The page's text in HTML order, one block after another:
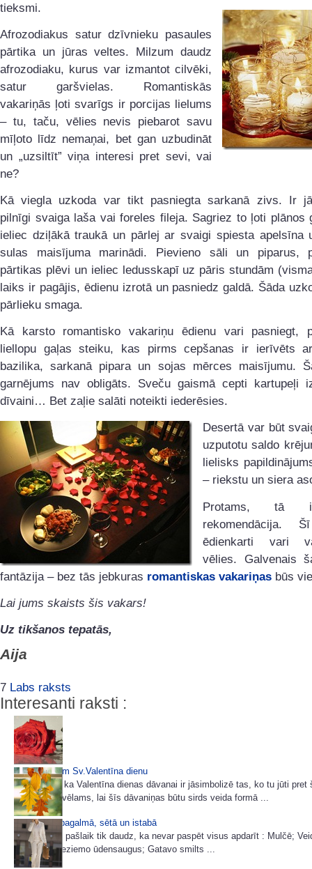
tieksmi.
Afrozodiakus satur dzīvnieku pasaules
pārtika un jūras veltes. Milzum daudz
afrozodiaku, kurus var izmantot cilvēki,
satur garšvielas. Romantiskās
vakariņās ļoti svarīgs ir porcijas lielums
– tu, taču, vēlies nevis piebarot savu
mīļoto līdz nemaņai, bet gan uzbudināt
un „uzsiltīt” viņa interesi pret sevi, vai
ne?
Kā viegla uzkoda var tikt pasniegta sarkanā zivs. Ir
pilnīgi svaiga laša vai foreles fileja. Sagriez to ļoti plānos
ieliec dziļākā traukā un pārlej ar svaigi spiesta apelsīna
sulas maisījuma marinādi. Pievieno sāli un piparus,
pārtikas plēvi un ieliec ledusskapī uz pāris stundām
laiks ir pagājis, ēdienu izrotā un pasniedz galdā. Šāda
pārlieku smaga.
Kā karsto romantisko vakariņu ēdienu vari pasniegt,
liellopu gaļas steiku, kas pirms cepšanas ir ierīvēts
bazilika, sarkanā pipara un sojas mērces maisījumu.
garnējums nav obligāts. Sveču gaismā cepti kartupeļi
dīvaini… Bet zaļie salāti noteikti iederēsies.
Desertā var būt
uzputotu saldo
lielisks
– riekstu un siera
Protams, tā
rekomendācija.
ēdienkarti vari
vēlies. Galvenais
fantāzija – bez tās jebkuras romantiskas vakariņas būs
Lai jums skaists šis vakars!
Uz tikšanos tepatās,
Aija
7 Labs raksts
Interesanti raksti :
Kā pavadīsim Sv.Valentīna dienu
Visi nojauš, ka Valentīna dienas dāvanai ir jāsimbolizē tas, ko tu jūti pret
cilvēku. Un vēlams, lai šīs dāvaniņas būtu sirds veida formā ...
Miķeļdiena pagalmā, sētā un istabā
Dārzā darbu pašlaik tik daudz, ka nevar paspēt visus apdarīt : Mulčē;
viršu dobi; Ieziemo ūdensaugus; Gatavo smilts ...